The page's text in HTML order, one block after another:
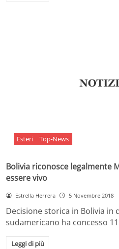
Esteri Top-News
Bolivia riconosce legalmente
essere vivo
Estrella Herrera 5 Novembre 2018
Decisione storica in Bolivia in
sudamericano ha concesso
Leggi di più